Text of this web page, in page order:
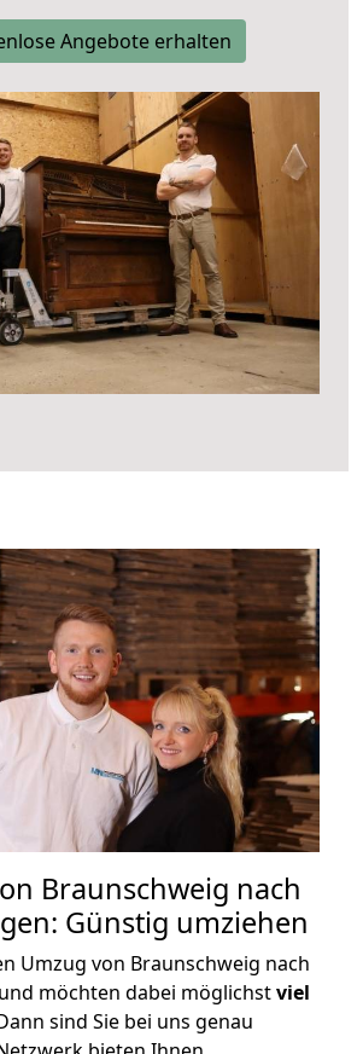
Angebote erhalten
Braunschweig nach
Günstig umziehen
Umzug von Braunschweig nach
möchten dabei möglichstviel
sind Sie bei uns genau